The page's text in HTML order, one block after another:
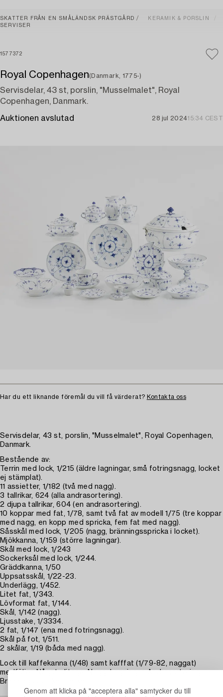
Genom att klicka på "acceptera alla" samtycker du till
SKATTER FRÅN EN SMÅLÄNDSK PRÄSTGÅRD
KERAMIK & PORSLIN
SERVISER
1577372
Royal Copenhagen(Danmark, 1775-)
Servisdelar, 43 st, porslin, "Musselmalet", Royal
Copenhagen, Danmark.
Auktionen avslutad 28 jul 202415:34 CEST
Har du ett liknande föremål du vill få värderat? Kontakta oss
Servisdelar, 43 st, porslin, "Musselmalet", Royal Copenhagen,
Danmark.
Bestående av:
Terrin med lock, 1/215 (äldre lagningar, små fotringsnagg, locket
ej stämplat).
11 assietter, 1/182 (två med nagg).
3 tallrikar, 624 (alla andrasortering).
2 djupa tallrikar, 604 (en andrasortering).
10 koppar med fat, 1/78, samt två fat av modell 1/75 (tre koppar
med nagg, en kopp med spricka, fem fat med nagg).
Såsskål med lock, 1/205 (nagg, bränningsspricka i locket).
Mjökkanna, 1/159 (större lagningar).
Skål med lock, 1/243
Sockerksål med lock, 1/244.
Gräddkanna, 1/50
Uppsatsskål, 1/22-23.
Underlägg, 1/452.
Litet fat, 1/343.
Lövformat fat, 1/144.
Skål, 1/142 (nagg).
Ljusstake, 1/3334.
2 fat, 1/147 (ena med fotringsnagg).
Skål på fot, 1/511.
2 skålar, 1/19 (båda med nagg).
Lock till kaffekanna (1/48) samt kafffat (1/79-82, naggat)
medföljer. Något slitage. Nagg. Lagningar. Andrasortering.
Bränningsspricka. Fläckar.